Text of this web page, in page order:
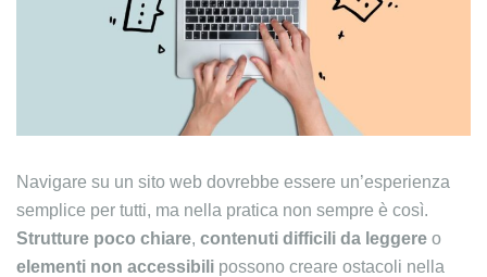
Navigare su un sito web dovrebbe essere un’esperienza
semplice per tutti, ma nella pratica non sempre è così.
Strutture poco chiare, contenuti difficili da leggere o
elementi non accessibili possono creare ostacoli nella